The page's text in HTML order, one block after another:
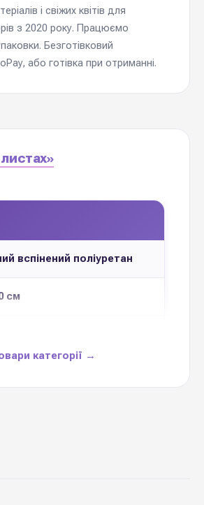
і свіжих квітів для
з 2020 року. Працюємо
Безготівковий
або готівка при отриманні.
вспінений поліуретан
см
категорії →